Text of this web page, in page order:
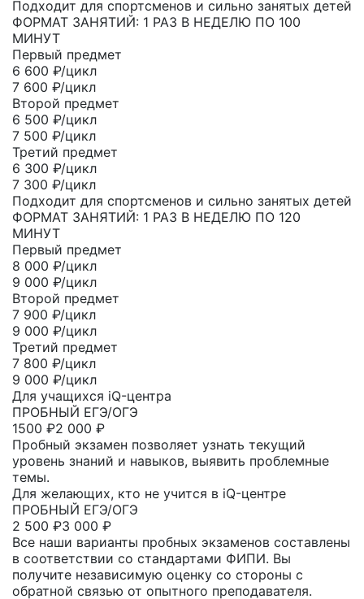
Подходит для спортсменов и сильно занятых детей
ФОРМАТ ЗАНЯТИЙ: 1 РАЗ В НЕДЕЛЮ ПО 100
МИНУТ
Первый предмет
6 600 ₽/цикл
7 600 ₽/цикл
Второй предмет
6 500 ₽/цикл
7 500 ₽/цикл
Третий предмет
6 300 ₽/цикл
7 300 ₽/цикл
Подходит для спортсменов и сильно занятых детей
ФОРМАТ ЗАНЯТИЙ: 1 РАЗ В НЕДЕЛЮ ПО 120
МИНУТ
Первый предмет
8 000 ₽/цикл
9 000 ₽/цикл
Второй предмет
7 900 ₽/цикл
9 000 ₽/цикл
Третий предмет
7 800 ₽/цикл
9 000 ₽/цикл
Для учащихся iQ-центра
ПРОБНЫЙ ЕГЭ/ОГЭ
1500 ₽2 000 ₽
Пробный экзамен позволяет узнать текущий
уровень знаний и навыков, выявить проблемные
темы.
Для желающих, кто не учится в iQ-центре
ПРОБНЫЙ ЕГЭ/ОГЭ
2 500 ₽3 000 ₽
Все наши варианты пробных экзаменов составлены
в соответствии со стандартами ФИПИ. Вы
получите независимую оценку со стороны с
обратной связью от опытного преподавателя.